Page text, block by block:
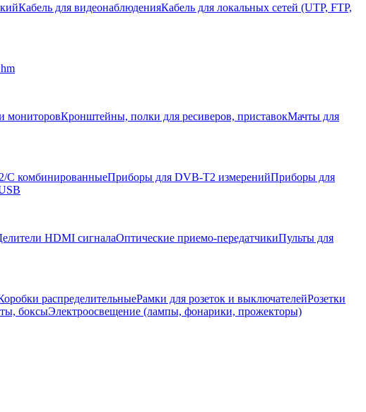
Кабель для видеонаблюденияКабель для локальных сетей (UTP, FTP,
мониторовКронштейны, полки для ресиверов, приставокМачты для
C комбинированныеПриборы для DVB-T2 измеренийПриборы для
HDMI сигналаОптические приемо-передатчикиПульты для
распределительныеРамки для розеток и выключателейРозетки
боксыЭлектроосвещение (лампы, фонарики, прожекторы)